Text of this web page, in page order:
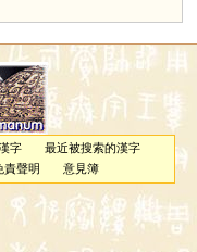
字
最近被搜索的漢字
責聲明 意見簿